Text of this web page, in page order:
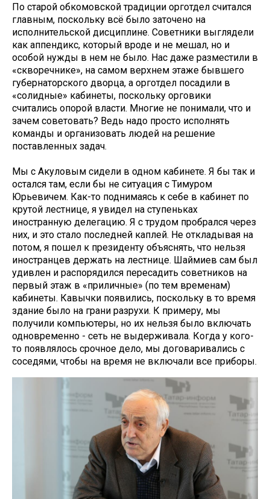
По старой обкомовской традиции орготдел считался
главным, поскольку всё было заточено на
исполнительской дисциплине. Советники выглядели
как аппендикс, который вроде и не мешал, но и
особой нужды в нем не было. Нас даже разместили в
«скворечнике», на самом верхнем этаже бывшего
губернаторского дворца, а орготдел посадили в
«солидные» кабинеты, поскольку орговики
считались опорой власти. Многие не понимали, что и
зачем советовать? Ведь надо просто исполнять
команды и организовать людей на решение
поставленных задач.
Мы с Акуловым сидели в одном кабинете. Я бы так и
остался там, если бы не ситуация с Тимуром
Юрьевичем. Как-то поднимаясь к себе в кабинет по
крутой лестнице, я увидел на ступеньках
иностранную делегацию. Я с трудом пробрался через
них, и это стало последней каплей. Не откладывая на
потом, я пошел к президенту объяснять, что нельзя
иностранцев держать на лестнице. Шаймиев сам был
удивлен и распорядился пересадить советников на
первый этаж в «приличные» (по тем временам)
кабинеты. Кавычки появились, поскольку в то время
здание было на грани разрухи. К примеру, мы
получили компьютеры, но их нельзя было включать
одновременно - сеть не выдерживала. Когда у кого-
то появлялось срочное дело, мы договаривались с
соседями, чтобы на время не включали все приборы.